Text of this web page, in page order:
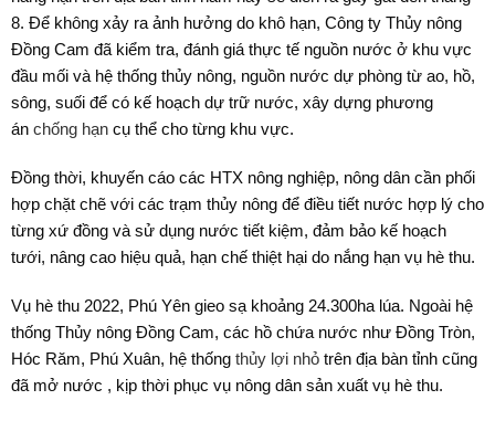
8. Để không xảy ra ảnh hưởng do khô hạn, Công ty Thủy nông
Đồng Cam đã kiểm tra, đánh giá thực tế nguồn nước ở khu vực
đầu mối và hệ thống thủy nông, nguồn nước dự phòng từ ao, hồ,
sông, suối để có kế hoạch dự trữ nước, xây dựng phương
án chống hạn cụ thể cho từng khu vực.
Đồng thời, khuyến cáo các HTX nông nghiệp, nông dân cần phối
hợp chặt chẽ với các trạm thủy nông để điều tiết nước hợp lý cho
từng xứ đồng và sử dụng nước tiết kiệm, đảm bảo kế hoạch
tưới, nâng cao hiệu quả, hạn chế thiệt hại do nắng hạn vụ hè thu.
Vụ hè thu 2022, Phú Yên gieo sạ khoảng 24.300ha lúa. Ngoài hệ
thống Thủy nông Đồng Cam, các hồ chứa nước như Đồng Tròn,
Hóc Răm, Phú Xuân, hệ thống thủy lợi nhỏ trên địa bàn tỉnh cũng
đã mở nước , kịp thời phục vụ nông dân sản xuất vụ hè thu.